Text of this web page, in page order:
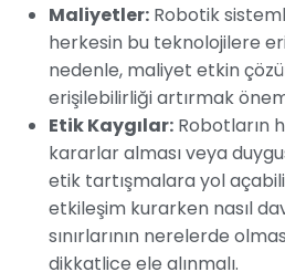
Maliyetler: Robotik
herkesin bu teknolojilere
nedenle, maliyet etkin
erişilebilirliği artırmak
Etik Kaygılar: Robotların
kararlar alması veya
etik tartışmalara yol
etkileşim kurarken nasıl
sınırlarının nerelerde
dikkatlice ele alınmalı.